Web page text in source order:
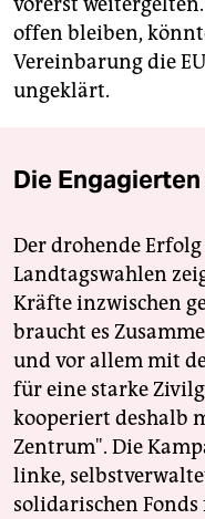
offen bleiben,
Vereinbarung die
ungeklärt.
Die
Der drohende
Landtagswahlen
Kräfte inzwischen
braucht es
und vor allem mit
für eine starke
kooperiert deshalb
Zentrum". Die
linke,
solidarischen